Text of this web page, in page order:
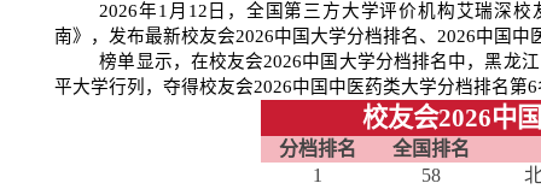
2026年1 月 1 2 日，全国第三方大学评价机构艾瑞深校
南》，发布最新校友会2026中国大学分档排名、 2026中国中
榜单显示，在校友会2026中国大学分档排名中，黑龙
平大学行列，夺得校友会2026中国中医药类大学分档排名第6
校友会2026中
分档排名
全国排名
1
58